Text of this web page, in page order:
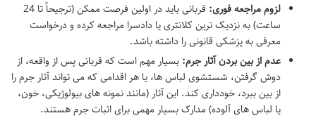
لزوم مراجعه فوری:
قربانی باید در اولین فرصت ممکن (ترجیحاً تا 24
ساعت) به نزدیک ترین کلانتری یا دادسرا مراجعه کرده و درخواست
معرفی به پزشکی قانونی را داشته باشد.
عدم از بین بردن آثار جرم: بسیار مهم است که قربانی پس از واقعه، از
دوش گرفتن، شستشوی لباس ها، یا هر اقدامی که می تواند آثار جرم را
از بین ببرد، خودداری کند. این آثار (مانند نمونه های بیولوژیکی، خون،
یا لباس های آلوده) مدارک بسیار مهمی برای اثبات جرم هستند.